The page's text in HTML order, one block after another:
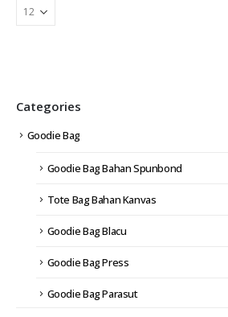
Categories
Goodie Bag
Goodie Bag Bahan Spunbond
Tote Bag Bahan Kanvas
Goodie Bag Blacu
Goodie Bag Press
Goodie Bag Parasut